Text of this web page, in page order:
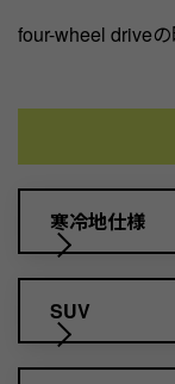
four-wheel drive
寒冷地仕様
SUV